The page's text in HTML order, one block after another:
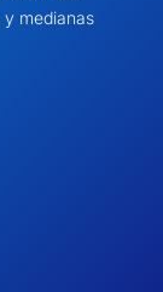
medianas